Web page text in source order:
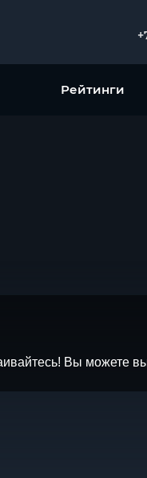
Рейтинги
Вы можете